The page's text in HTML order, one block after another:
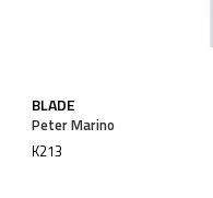
BLADE
Peter Marino
K213